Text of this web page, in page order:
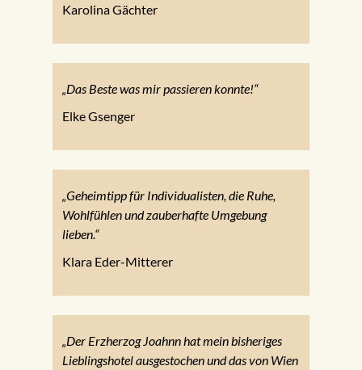
Karolina Gächter
„Das Beste was mir passieren konnte!“
Elke Gsenger
„Geheimtipp für Individualisten, die Ruhe,
Wohlfühlen und zauberhafte Umgebung
lieben.“
Klara Eder-Mitterer
„Der Erzherzog Joahnn hat mein bisheriges
Lieblingshotel ausgestochen und das von Wien